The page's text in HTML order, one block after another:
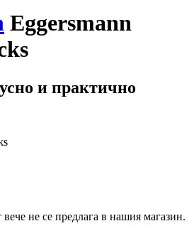
Eggersmann
и практично
не се предлага в нашия магазин.